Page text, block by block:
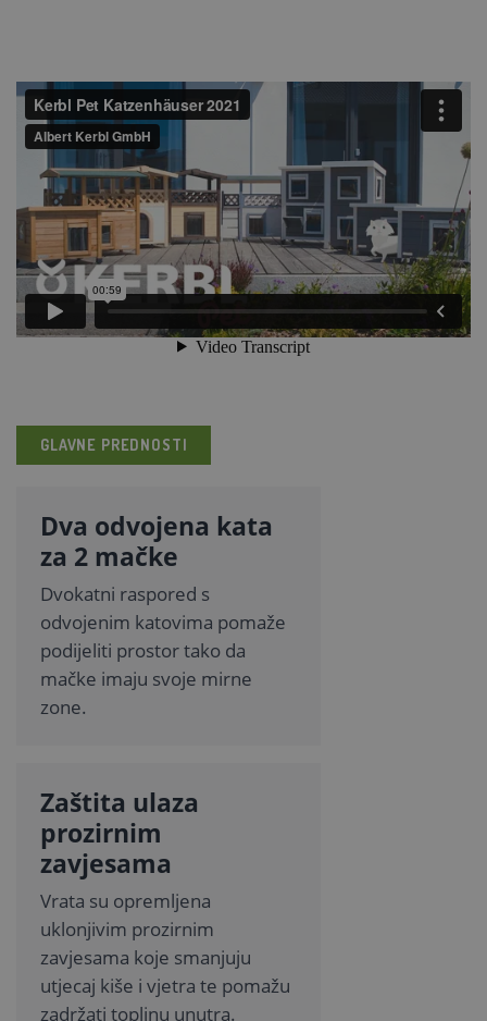
GLAVNE PREDNOSTI
Dva odvojena kata
za 2 mačke
Dvokatni raspored s
odvojenim katovima pomaže
podijeliti prostor tako da
mačke imaju svoje mirne
zone.
Zaštita ulaza
prozirnim
zavjesama
Vrata su opremljena
uklonjivim prozirnim
zavjesama koje smanjuju
utjecaj kiše i vjetra te pomažu
zadržati toplinu unutra.